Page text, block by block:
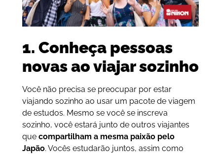
1. Conheça pessoas
novas ao viajar sozinho
Você não precisa se preocupar por estar
viajando sozinho ao usar um pacote de viagem
de estudos. Mesmo se você se inscreva
sozinho, você estará junto de outros viajantes
que compartilham a mesma paixão pelo
Japão. Vocês estudarão juntos, assim como